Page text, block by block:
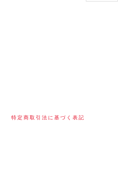
特定商取引法に基づく表記